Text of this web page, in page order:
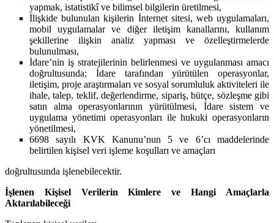
yapmak, istatistikî ve bilimsel bilgilerin üretilmesi,
İlişkide bulunulan kişilerin İnternet sitesi, web uygulamaları,
mobil uygulamalar ve diğer iletişim kanallarını, kullanım
şekillerine ilişkin analiz yapması ve özelleştirmelerde
bulunulması,
İdare’nin iş stratejilerinin belirlenmesi ve uygulanması amacı
doğrultusunda; İdare tarafından yürütülen operasyonlar,
iletişim, proje araştırmaları ve sosyal sorumluluk aktiviteleri ile
ihale, talep, teklif, değerlendirme, sipariş, bütçe, sözleşme gibi
satın alma operasyonlarının yürütülmesi, İdare sistem ve
uygulama yönetimi operasyonları ile hukuki operasyonların
yönetilmesi,
6698 sayılı KVK Kanunu’nun 5 ve 6’cı maddelerinde
belirtilen kişisel veri işleme koşulları ve amaçları
doğrultusunda işlenebilecektir.
İşlenen Kişisel Verilerin Kimlere ve Hangi Amaçlarla
Aktarılabileceği